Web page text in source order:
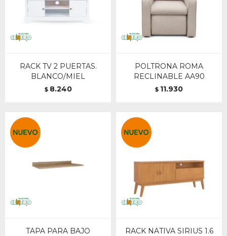
RACK TV 2 PUERTAS.
BLANCO/MIEL
$ 8.240
POLTRONA ROMA
RECLINABLE AA90
$ 11.930
TAPA PARA BAJO
RACK NATIVA SIRIUS 1.6